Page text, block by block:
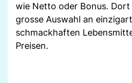
wie Netto oder Bonus. Dort
grosse Auswahl an
schmackhaften
Preisen.